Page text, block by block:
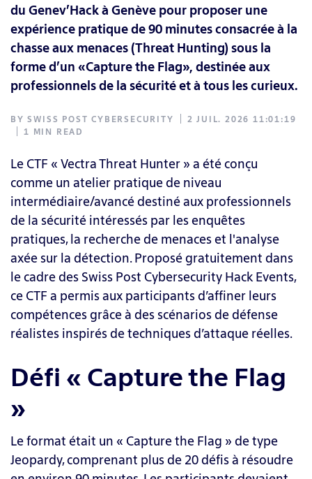
du Genev’Hack à Genève pour proposer une
expérience pratique de 90 minutes consacrée à la
chasse aux menaces (Threat Hunting) sous la
forme d’un «Capture the Flag», destinée aux
professionnels de la sécurité et à tous les curieux.
BYSWISS POST CYBERSECURITY
2 JUIL. 2026 11:01:19
1 MIN READ
Le CTF « Vectra Threat Hunter » a été conçu
comme un atelier pratique de niveau
intermédiaire/avancé destiné aux professionnels
de la sécurité intéressés par les enquêtes
pratiques, la recherche de menaces et l'analyse
axée sur la détection. Proposé gratuitement dans
le cadre des Swiss Post Cybersecurity Hack Events,
ce CTF a permis aux participants d’affiner leurs
compétences grâce à des scénarios de défense
réalistes inspirés de techniques d’attaque réelles.
Défi « Capture the Flag
»
Le format était un « Capture the Flag » de type
Jeopardy, comprenant plus de 20 défis à résoudre